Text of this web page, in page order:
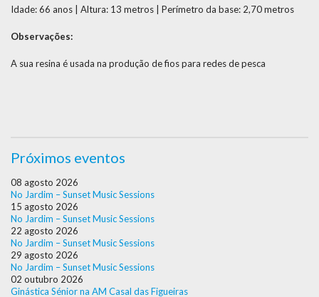
Idade: 66 anos | Altura: 13 metros | Perímetro da base: 2,70 metros
Observações:
A sua resina é usada na produção de fios para redes de pesca
Próximos eventos
08 agosto 2026
No Jardim – Sunset Music Sessions
15 agosto 2026
No Jardim – Sunset Music Sessions
22 agosto 2026
No Jardim – Sunset Music Sessions
29 agosto 2026
No Jardim – Sunset Music Sessions
02 outubro 2026
Ginástica Sénior na AM Casal das Figueiras